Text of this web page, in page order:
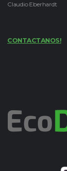
Claudio Eberhardt
CONTACTANOS!